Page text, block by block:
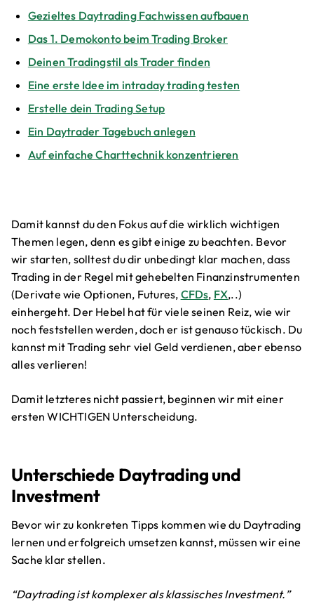
Gezieltes Daytrading Fachwissen aufbauen
Das 1. Demokonto beim Trading Broker
Deinen Tradingstil als Trader finden
Eine erste Idee im intraday trading testen
Erstelle dein Trading Setup
Ein Daytrader Tagebuch anlegen
Auf einfache Charttechnik konzentrieren
Damit kannst du den Fokus auf die wirklich wichtigen
Themen legen, denn es gibt einige zu beachten. Bevor
wir starten, solltest du dir unbedingt klar machen, dass
Trading in der Regel mit gehebelten Finanzinstrumenten
(Derivate wie Optionen, Futures, CFDs, FX,..)
einhergeht. Der Hebel hat für viele seinen Reiz, wie wir
noch feststellen werden, doch er ist genauso tückisch. Du
kannst mit Trading sehr viel Geld verdienen, aber ebenso
alles verlieren!
Damit letzteres nicht passiert, beginnen wir mit einer
ersten WICHTIGEN Unterscheidung.
Unterschiede Daytrading und
Investment
Bevor wir zu konkreten Tipps kommen wie du Daytrading
lernen und erfolgreich umsetzen kannst, müssen wir eine
Sache klar stellen.
“Daytrading ist komplexer als klassisches Investment.”